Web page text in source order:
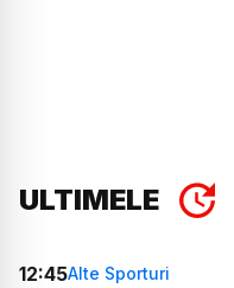
ULTIMELE
12:45Alte Sporturi